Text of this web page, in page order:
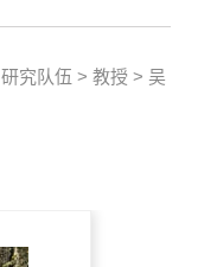
研究队伍 > 教授 > 吴